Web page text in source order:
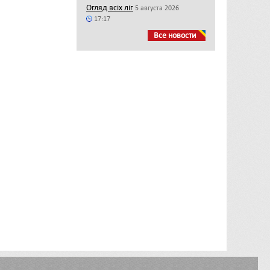
Огляд всіх ліг 5 августа 2026
17:17
Все новости